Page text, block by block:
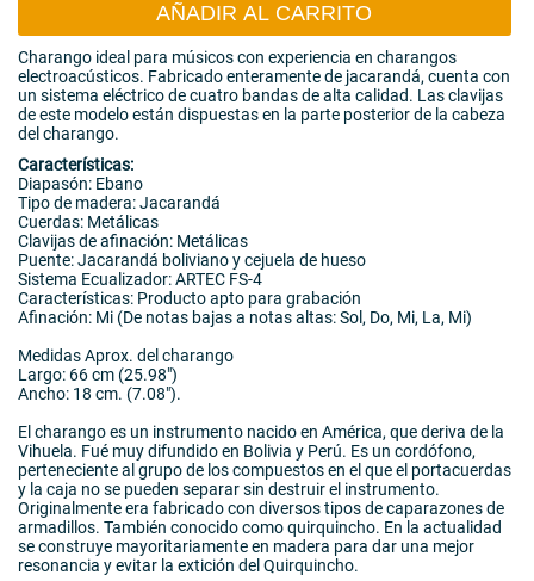
AÑADIR AL CARRITO
Charango ideal para músicos con experiencia en charangos
electroacústicos. Fabricado enteramente de jacarandá, cuenta con
un sistema eléctrico de cuatro bandas de alta calidad. Las clavijas
de este modelo están dispuestas en la parte posterior de la cabeza
del charango.
Características:
Diapasón: Ebano
Tipo de madera: Jacarandá
Cuerdas: Metálicas
Clavijas de afinación: Metálicas
Puente: Jacarandá boliviano y cejuela de hueso
Sistema Ecualizador: ARTEC FS-4
Características: Producto apto para grabación
Afinación: Mi (De notas bajas a notas altas: Sol, Do, Mi, La, Mi)
Medidas Aprox. del charango
Largo: 66 cm (25.98")
Ancho: 18 cm. (7.08").
El charango es un instrumento nacido en América, que deriva de la
Vihuela. Fué muy difundido en Bolivia y Perú. Es un cordófono,
perteneciente al grupo de los compuestos en el que el portacuerdas
y la caja no se pueden separar sin destruir el instrumento.
Originalmente era fabricado con diversos tipos de caparazones de
armadillos. También conocido como quirquincho. En la actualidad
se construye mayoritariamente en madera para dar una mejor
resonancia y evitar la extición del Quirquincho.